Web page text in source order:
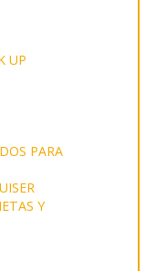
UP
PARA
Y